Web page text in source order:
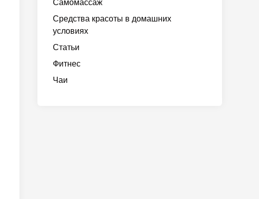
Самомассаж
Средства красоты в домашних
условиях
Статьи
Фитнес
Чаи